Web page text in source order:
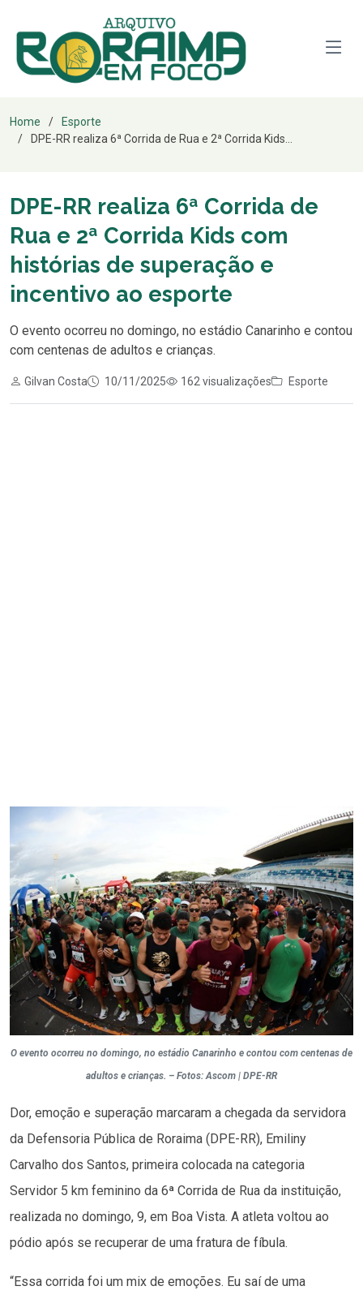
Home
Esporte
DPE-RR realiza 6ª Corrida de Rua e 2ª Corrida Kids...
DPE-RR realiza 6ª Corrida de
Rua e 2ª Corrida Kids com
histórias de superação e
incentivo ao esporte
O evento ocorreu no domingo, no estádio Canarinho e contou
com centenas de adultos e crianças.
Gilvan Costa 10/11/2025 162 visualizações Esporte
O evento ocorreu no domingo, no estádio Canarinho e contou com centenas de
adultos e crianças. – Fotos: Ascom | DPE-RR
Dor, emoção e superação marcaram a chegada da servidora
da Defensoria Pública de Roraima (DPE-RR), Emiliny
Carvalho dos Santos, primeira colocada na categoria
Servidor 5 km feminino da 6ª Corrida de Rua da instituição,
realizada no domingo, 9, em Boa Vista. A atleta voltou ao
pódio após se recuperar de uma fratura de fíbula.
“Essa corrida foi um mix de emoções. Eu saí de uma